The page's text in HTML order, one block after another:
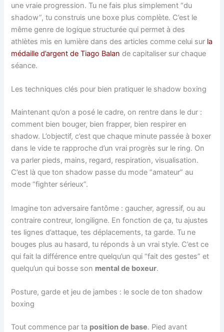
une vraie progression. Tu ne fais plus simplement “du
shadow”, tu construis une boxe plus complète. C’est le
même genre de logique structurée qui permet à des
athlètes mis en lumière dans des articles comme celui sur la
médaille d’argent de Tiago Balan de capitaliser sur chaque
séance.
Les techniques clés pour bien pratiquer le shadow boxing
Maintenant qu’on a posé le cadre, on rentre dans le dur :
comment bien bouger, bien frapper, bien respirer en
shadow. L’objectif, c’est que chaque minute passée à boxer
dans le vide te rapproche d’un vrai progrès sur le ring. On
va parler pieds, mains, regard, respiration, visualisation.
C’est là que ton shadow passe du mode “amateur” au
mode “fighter sérieux”.
Imagine ton adversaire fantôme : gaucher, agressif, ou au
contraire contreur, longiligne. En fonction de ça, tu ajustes
tes lignes d’attaque, tes déplacements, ta garde. Tu ne
bouges plus au hasard, tu réponds à un vrai style. C’est ce
qui fait la différence entre quelqu’un qui “fait des gestes” et
quelqu’un qui bosse son mental de boxeur.
Posture, garde et jeu de jambes : le socle de ton shadow
boxing
Tout commence par ta position de base. Pied avant